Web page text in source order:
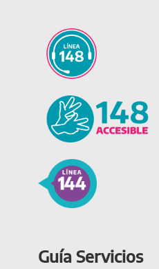
Guía Servicios